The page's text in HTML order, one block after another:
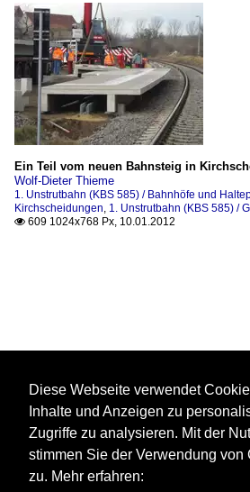
Ein Teil vom neuen Bahnsteig in
Wolf-Dieter Thieme
1. Unstrutbahn (KBS 585) / Bahnhöfe und
Kirchscheidungen, 1. Unstrutbahn (KBS 585) /
 609 1024x768 Px, 10.01.2012
Diese Webseite verwendet
Inhalte und Anzeigen zu
Zugriffe zu analysieren. Mit der
stimmen Sie der Verwendung von
zu. Mehr erfahren: